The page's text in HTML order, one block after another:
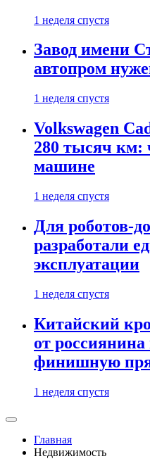
1 неделя спустя
Завод имени
автопром
1 неделя спустя
Volkswagen
280 тысяч км:
машине
1 неделя спустя
Для роботов-
разработали
эксплуатации
1 неделя спустя
Китайский
от
финишную
1 неделя спустя
Главная
Недвижимость